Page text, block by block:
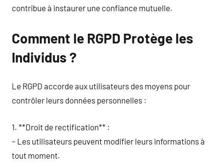
contribue à instaurer une confiance mutuelle.
Comment le RGPD Protège les
Individus ?
Le RGPD accorde aux utilisateurs des moyens pour
contrôler leurs données personnelles :
1. **Droit de rectification** :
– Les utilisateurs peuvent modifier leurs informations à
tout moment.